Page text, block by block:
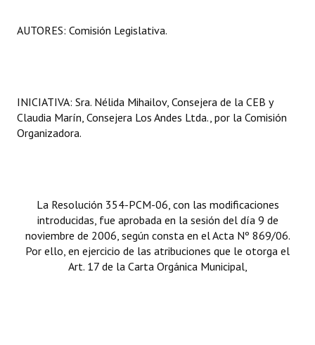
Periodistas Decanos - Registro
Huéspedes de Honor - Registro
Antiguos Pobladores - Registro
Bariloche, Municipio intercultural
Entrega de distinciones
REFORMA DE LA CARTA ORGÁNICA
AUTORES: Comisión Legislativa.
INICIATIVA: Sra. Nélida Mihailov, Consejera de la CEB y
Claudia Marín, Consejera Los Andes Ltda., por la Comisión
Organizadora.
La Resolución 354-PCM-06, con las modificaciones
introducidas, fue aprobada en la sesión del día 9 de
noviembre de 2006, según consta en el Acta Nº 869/06.
Por ello, en ejercicio de las atribuciones que le otorga el
Art. 17 de la Carta Orgánica Municipal,